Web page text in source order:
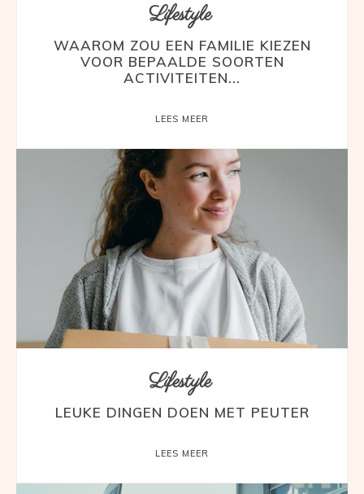
Lifestyle
WAAROM ZOU EEN FAMILIE KIEZEN
VOOR BEPAALDE SOORTEN
ACTIVITEITEN...
LEES MEER
Lifestyle
LEUKE DINGEN DOEN MET PEUTER
LEES MEER